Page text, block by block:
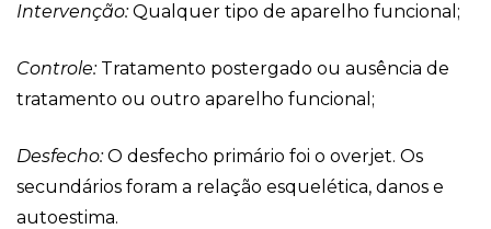
Intervenção:Qualquer tipo de aparelho funcional;
Controle:Tratamento postergado ou ausência de
tratamento ou outro aparelho funcional;
Desfecho:O desfecho primário foi o overjet. Os
secundários foram a relação esquelética, danos e
autoestima.